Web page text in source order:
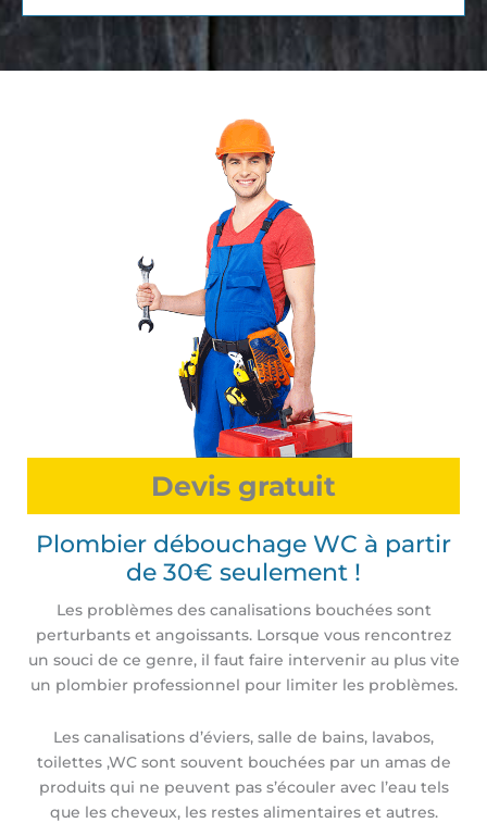
Plombier débouchage WC à partir
de 30€ seulement !
Les problèmes des canalisations bouchées sont
perturbants et angoissants. Lorsque vous rencontrez
un souci de ce genre, il faut faire intervenir au plus vite
un plombier professionnel pour limiter les problèmes.
Les canalisations d’éviers, salle de bains, lavabos,
toilettes ,WC sont souvent bouchées par un amas de
produits qui ne peuvent pas s’écouler avec l’eau tels
que les cheveux, les restes alimentaires et autres.
Devis gratuit